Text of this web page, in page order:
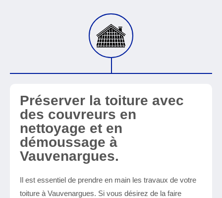
Préserver la toiture avec
des couvreurs en
nettoyage et en
démoussage à
Vauvenargues.
Il est essentiel de prendre en main les travaux de votre
toiture à Vauvenargues. Si vous désirez de la faire